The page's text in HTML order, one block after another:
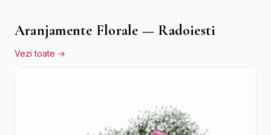
Aranjamente Florale — Radoiesti
Vezi toate →